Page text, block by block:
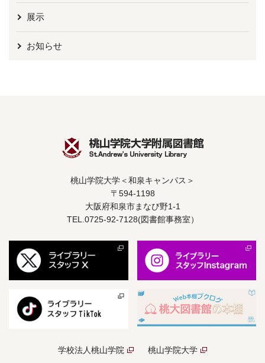
展示
お知らせ
桃山学院大学＜和泉キャンパス＞
〒594-1198
大阪府和泉市まなび野1-1
TEL.0725-92-7128(図書館事務室）
学校法人桃山学院 桃山学院大学